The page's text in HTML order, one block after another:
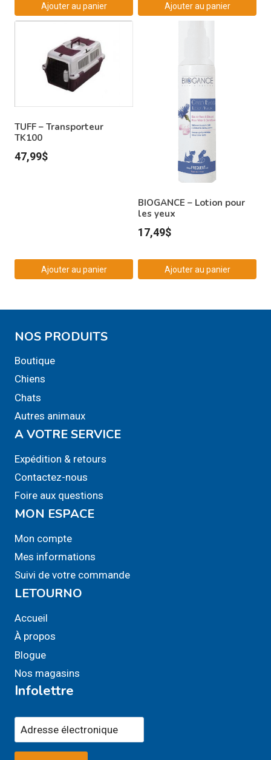
Ajouter au panier Ajouter au panier
TUFF – Transporteur
TK100
47,99$
Ajouter au panier
BIOGANCE – Lotion pour
les yeux
17,49$
Ajouter au panier
NOS PRODUITS
Boutique
Chiens
Chats
Autres animaux
A VOTRE SERVICE
Expédition & retours
Contactez-nous
Foire aux questions
MON ESPACE
Mon compte
Mes informations
Suivi de votre commande
LETOURNO
Accueil
À propos
Blogue
Nos magasins
Infolettre